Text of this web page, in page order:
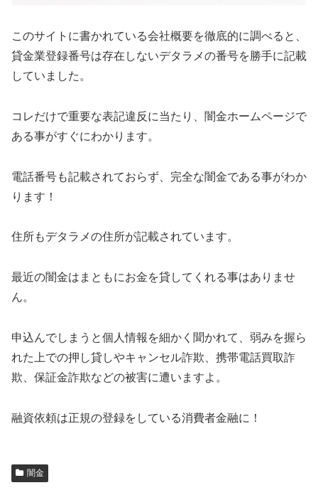
このサイトに書かれている会社概要を徹底的に調べると、
貸金業登録番号は存在しないデタラメの番号を勝手に記載
していました。
コレだけで重要な表記違反に当たり、闇金ホームページで
ある事がすぐにわかります。
電話番号も記載されておらず、完全な闇金である事がわか
ります！
住所もデタラメの住所が記載されています。
最近の闇金はまともにお金を貸してくれる事はありませ
ん。
申込んでしまうと個人情報を細かく聞かれて、弱みを握ら
れた上での押し貸しやキャンセル詐欺、携帯電話買取詐
欺、保証金詐欺などの被害に遭いますよ。
融資依頼は正規の登録をしている消費者金融に！
闇金